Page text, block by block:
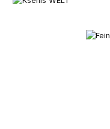
Bildergalerie überspringen